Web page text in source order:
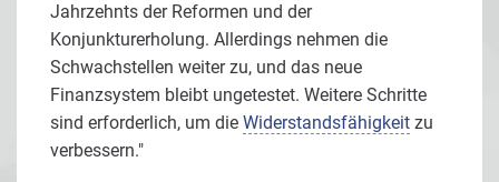
Jahrzehnts der Reformen und der
Konjunkturerholung. Allerdings nehmen die
Schwachstellen weiter zu, und das neue
Finanzsystem bleibt ungetestet. Weitere Schritte
sind erforderlich, um die Widerstandsfähigkeit zu
verbessern."